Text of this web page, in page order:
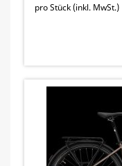
pro Stück (inkl. MwSt.)